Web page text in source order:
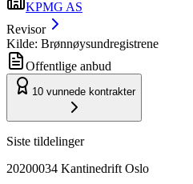
KPMG AS
Revisor
Kilde: Brønnøysundregistrene
Offentlige anbud
10 vunnede kontrakter
Siste tildelinger
20200034 Kantinedrift Oslo